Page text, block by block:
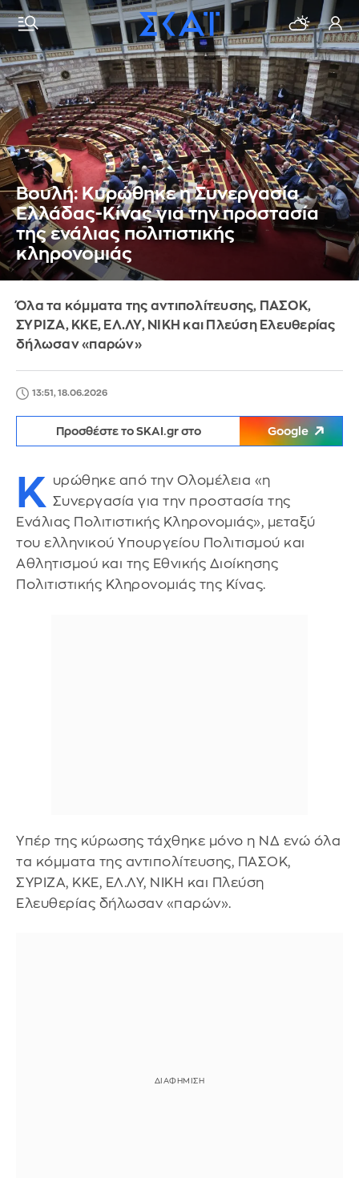
Βουλή: Κυρώθηκε η Συνεργασία
Ελλάδας-Κίνας για την προστασία
της ενάλιας πολιτιστικής
κληρονομιάς
Όλα τα κόμματα της αντιπολίτευσης, ΠΑΣΟΚ,
ΣΥΡΙΖΑ, ΚΚΕ, ΕΛ.ΛΥ, ΝΙΚΗ και Πλεύση Ελευθερίας
δήλωσαν «παρών»
13:51, 18.06.2026
Προσθέστε το SKAI.gr στο Google
Κ υρώθηκε από την Ολομέλεια «η
Συνεργασία για την προστασία της
Ενάλιας Πολιτιστικής Κληρονομιάς», μεταξύ
του ελληνικού Υπουργείου Πολιτισμού και
Αθλητισμού και της Εθνικής Διοίκησης
Πολιτιστικής Κληρονομιάς της Κίνας.
Υπέρ της κύρωσης τάχθηκε μόνο η ΝΔ ενώ όλα
τα κόμματα της αντιπολίτευσης, ΠΑΣΟΚ,
ΣΥΡΙΖΑ, ΚΚΕ, ΕΛ.ΛΥ, ΝΙΚΗ και Πλεύση
Ελευθερίας δήλωσαν «παρών».